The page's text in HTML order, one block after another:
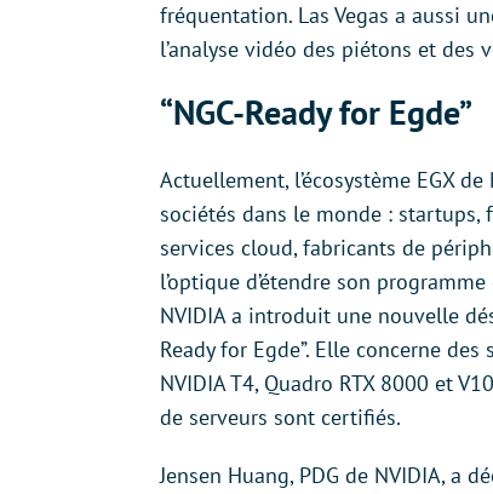
fréquentation. Las Vegas a aussi
l’analyse vidéo des piétons et des
“NGC-Ready for Egde”
Actuellement, l’écosystème EGX
sociétés dans le monde : startups,
services cloud, fabricants de
l’optique d’étendre son
NVIDIA a introduit une nouvelle
Ready for Egde”. Elle concerne des
NVIDIA T4, Quadro RTX 8000 et
de serveurs sont certifiés.
Jensen Huang, PDG de NVIDIA, a